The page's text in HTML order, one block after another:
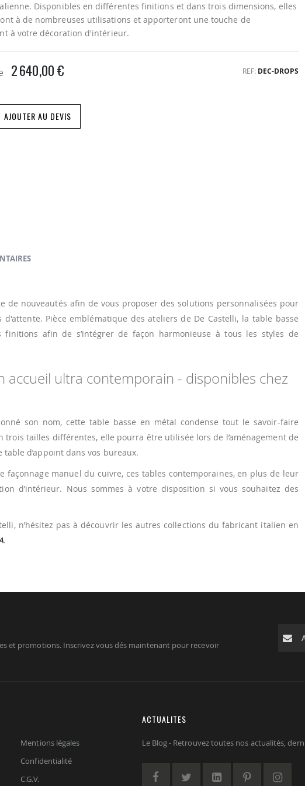
Disponibles en différentes finitions et dans trois dimensions, elles
à de nombreuses utilisations et apporteront une touche de
à votre décoration d'intérieur.
2 640,00 € REF DEC-DROPS
AJOUTER AU DEVIS
de nouveautés afin de vous proposer des solutions personnalisées pour
Pièce emblématique des ateliers de De Castelli, la table basse
finitions afin de s’intégrer de façon harmonieuse à tous les styles de
accueil ultra contemporain - disponibles chez
son nom, cette table basse en métal condense tout le savoir-faire
tailles différentes, elle pourra être utilisée lors de l’aménagement de
table d’appoint dans vos bureaux.
façonnage manuel du cuivre, ces tables contemporaines, en plus de leur
d’intérieur. Nous sommes à votre disposition si vous souhaitez des
n’hésitez pas à découvrir les autres collections du fabricant italien en
.
et promotions. Inscrivez vous dés maintenant pour recevoir
Mentions légales
Confidentialité
C.G.V.
ACTUALITES
Le Blog - Retrouvez toutes nos actualités,